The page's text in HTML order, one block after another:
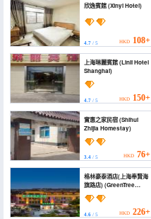
欣逸賓館 (Xinyi Hotel)
4.7 / 5 HKD 108+
上海琳麗賓館 (Linli Hotel
Shanghai)
4.7 / 5 HKD 150+
實惠之家民宿 (Shihui
Zhijia Homestay)
3.4 / 5 HKD 76+
格林豪泰酒店(上海奉賢海
旗路店) (GreenTree
Hotel (Shanghai
Fengxian Haiqi Road))
4.6 / 5 HKD 226+